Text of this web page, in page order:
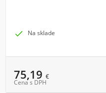
 Na sklade
75,19 €
Cena s DPH